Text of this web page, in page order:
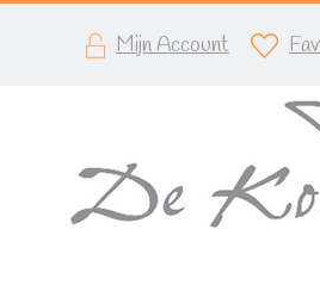
Mijn Account